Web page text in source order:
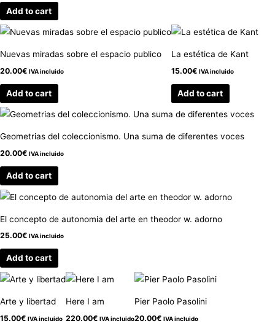
Add to cart
Nuevas miradas sobre el espacio publico
20.00€ IVA incluido
Add to cart
La estética de Kant
15.00€ IVA incluido
Add to cart
Geometrias del coleccionismo. Una suma de diferentes voces
20.00€ IVA incluido
Add to cart
El concepto de autonomia del arte en theodor w. adorno
25.00€ IVA incluido
Add to cart
Arte y libertad
15.00€ IVA incluido
Here I am
220.00€ IVA incluido
Pier Paolo Pasolini
20.00€ IVA incluido